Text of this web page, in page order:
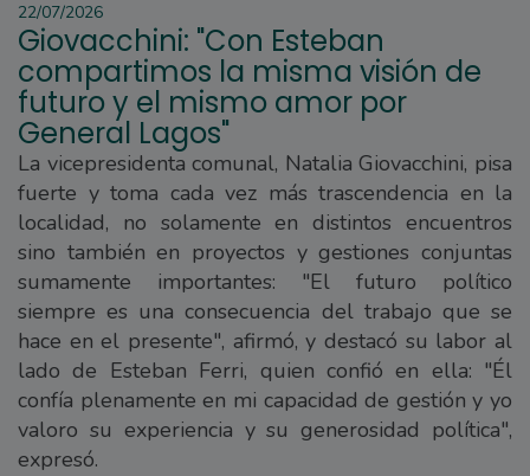
22/07/2026
Giovacchini: "Con Esteban
compartimos la misma visión de
futuro y el mismo amor por
General Lagos"
La vicepresidenta comunal, Natalia Giovacchini, pisa
fuerte y toma cada vez más trascendencia en la
localidad, no solamente en distintos encuentros
sino también en proyectos y gestiones conjuntas
sumamente importantes: "El futuro político
siempre es una consecuencia del trabajo que se
hace en el presente", afirmó, y destacó su labor al
lado de Esteban Ferri, quien confió en ella: "Él
confía plenamente en mi capacidad de gestión y yo
valoro su experiencia y su generosidad política",
expresó.